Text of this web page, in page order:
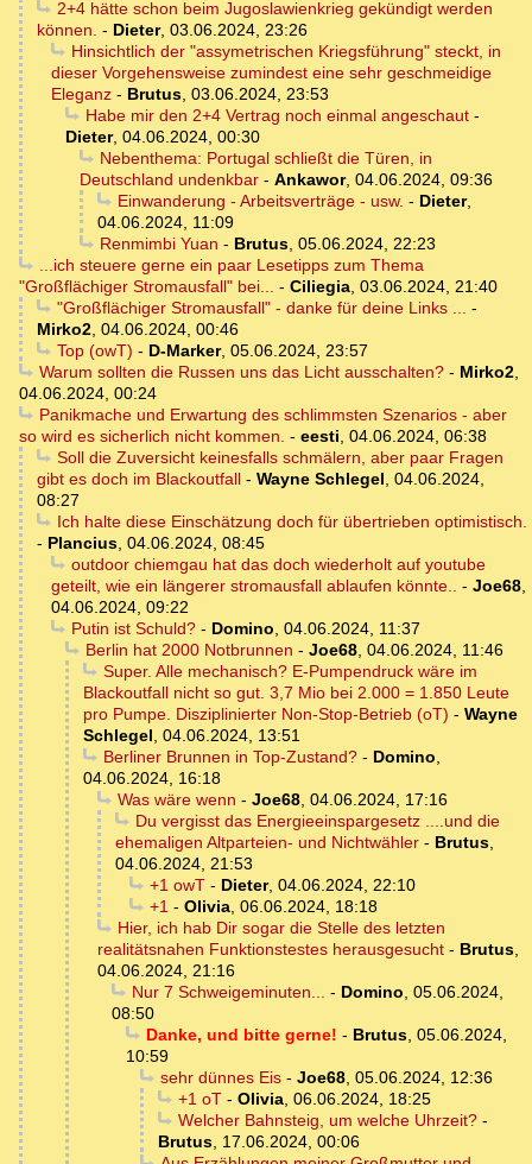
2+4 hätte schon beim Jugoslawienkrieg gekündigt werden
können. - Dieter, 03.06.2024, 23:26
Hinsichtlich der "assymetrischen Kriegsführung" steckt, in
dieser Vorgehensweise zumindest eine sehr geschmeidige
Eleganz - Brutus 03.06.2024, 23:53
Habe mir den 2+4 Vertrag noch einmal angeschaut-
Dieter, 04.06.2024, 00:30
Nebenthema: Portugal schließt die Türen, in
Deutschland undenkbar - Ankawor, 04.06.2024, 09:36
Einwanderung - Arbeitsverträge - usw. - Dieter,
04.06.2024, 11:09
Renmimbi Yuan - Brutus, 05.06.2024, 22:23
...ich steuere gerne ein paar Lesetipps zum Thema
"Großflächiger Stromausfall" bei...
- Ciliegia 03.06.2024, 21:40
"Großflächiger Stromausfall" - danke für deine Links ...
-
Mirko2 04.06.2024, 00:46
Top (owT) - D-Marker, 05.06.2024, 23:57
Warum sollten die Russen uns das Licht ausschalten?- Mirko2,
04.06.2024, 00:24
Panikmache und Erwartung des schlimmsten Szenarios - aber
so wird es sicherlich nicht kommen. - eesti 04.06.2024, 06:38
Soll die Zuversicht keinesfalls schmälern, aber paar Fragen
gibt es doch im Blackoutfall - Wayne Schlegel 04.06.2024,
08:27
Ich halte diese Einschätzung doch für übertrieben optimistisch.
- Plancius 04.06.2024, 08:45
outdoor chiemgau hat das doch wiederholt auf youtube
geteilt, wie ein längerer stromausfall ablaufen könnte..
- Joe68
04.06.2024, 09:22
Putin ist Schuld?- Domino 04.06.2024, 11:37
Berlin hat 2000 Notbrunnen - Joe68, 04.06.2024, 11:46
Super. Alle mechanisch? E-Pumpendruck wäre im
Blackoutfall nicht so gut. 3,7 Mio bei 2.000 = 1.850 Leute
pro Pumpe. Disziplinierter Non-Stop-Betrieb (oT) - Wayne
Schlegel 04.06.2024, 13:51
Berliner Brunnen in Top-Zustand?- Domino
04.06.2024, 16:18
Was wäre wenn - Joe68, 04.06.2024, 17:16
Du vergisst das Energieeinspargesetz ....und die
ehemaligen Altparteien- und Nichtwähler - Brutus
04.06.2024, 21:53
+1 owT- Dieter, 04.06.2024, 22:10
+1 - Olivia, 06.06.2024, 18:18
Hier, ich hab Dir sogar die Stelle des letzten
realitätsnahen Funktionstestes herausgesucht - Brutus
04.06.2024, 21:16
Nur 7 Schweigeminuten...
- Domino 05.06.2024,
08:50
Danke, und bitte gerne! - Brutus, 05.06.2024,
10:59
sehr dünnes Eis- Joe68, 05.06.2024, 12:36
+1 oT- Olivia, 06.06.2024, 18:25
Welcher Bahnsteig, um welche Uhrzeit?-
Brutus 17.06.2024, 00:06